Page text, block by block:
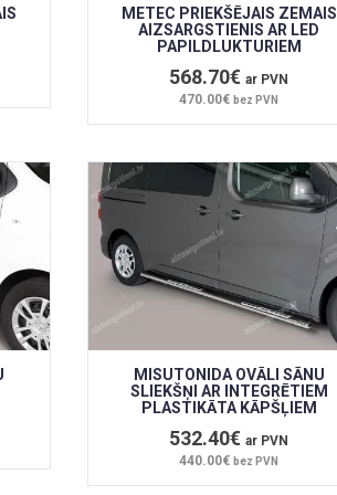
METEC PRIEKŠĒJAIS ZEMAIS
AIZSARGSTIENIS AR LED
PAPILDLUKTURIEM
568.70€ar PVN
470.00€bez PVN
MISUTONIDA OVĀLI SĀNU
SLIEKŠŅI AR INTEGRĒTIEM
PLASTIKĀTA KĀPŠĻIEM
532.40€ar PVN
440.00€bez PVN